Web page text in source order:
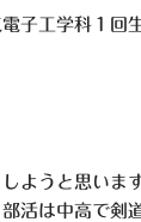
子工学科１回
ようと思いま
活は中高で剣